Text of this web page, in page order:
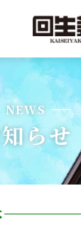
NEWS
らせ